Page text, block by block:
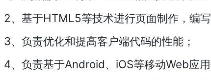
2、基于HTML5等技术进行页面制作，编
3、负责优化和提高客户端代码的性能；
4、负责基于Android、iOS等移动Web应